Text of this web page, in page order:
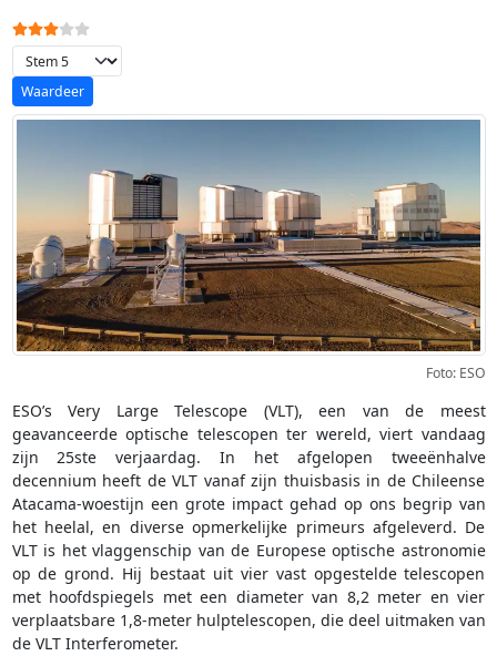
Gebruikerswaardering:
Voeg waardering toe
Foto: ESO
ESO’s Very Large Telescope (VLT), een van de meest
geavanceerde optische telescopen ter wereld, viert vandaag
zijn 25ste verjaardag. In het afgelopen tweeënhalve
decennium heeft de VLT vanaf zijn thuisbasis in de Chileense
Atacama-woestijn een grote impact gehad op ons begrip van
het heelal, en diverse opmerkelijke primeurs afgeleverd. De
VLT is het vlaggenschip van de Europese optische astronomie
op de grond. Hij bestaat uit vier vast opgestelde telescopen
met hoofdspiegels met een diameter van 8,2 meter en vier
verplaatsbare 1,8-meter hulptelescopen, die deel uitmaken van
de VLT Interferometer.